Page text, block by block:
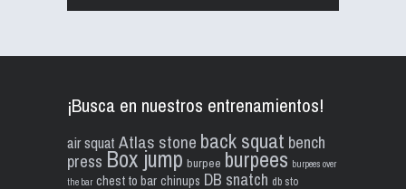
¡Busca en nuestros entrenamientos!
air squat Atlas stone back squat bench
press Box jump burpee burpees burpees over
the bar chest to bar chinups DB snatch db sto